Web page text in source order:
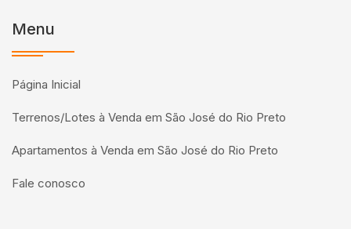
Menu
Página Inicial
Terrenos/Lotes à Venda em São José do Rio Preto
Apartamentos à Venda em São José do Rio Preto
Fale conosco